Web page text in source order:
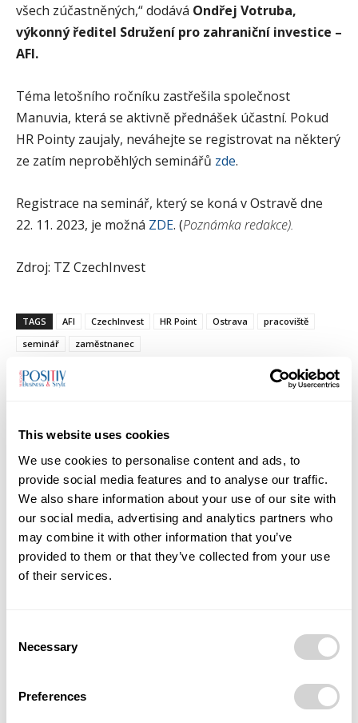
This website uses cookies
We use cookies to personalise content and ads, to
provide social media features and to analyse our traffic.
We also share information about your use of our site with
our social media, advertising and analytics partners who
may combine it with other information that you’ve
provided to them or that they’ve collected from your use
of their services.
Selection
Necessary
Preferences
všech zúčastněných,“ dodává Ondřej Votruba,
výkonný ředitel Sdružení pro zahraniční investice –
AFI.
Téma letošního ročníku zastřešila společnost
Manuvia, která se aktivně přednášek účastní. Pokud
HR Pointy zaujaly, neváhejte se registrovat na některý
ze zatím neproběhlých seminářů zde.
Registrace na seminář, který se koná v Ostravě dne
22. 11. 2023, je možná ZDE. (Poznámka redakce).
Zdroj: TZ CzechInvest
TAGS AFI CzechInvest HR Point Ostrava
pracoviště
seminář
zaměstnanec
Zapojte se do adaptace
změny klimatu v Karviné
Dostavba obchvatu Havířova
pokračuje další fází, startuje
proces EIA
rozhovorům, příběhům osobností a tématům, která propojují